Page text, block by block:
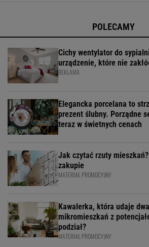
POLECAMY
Cichy wentylator do
urządzenie, które nie
REKLAMA
Elegancka porcelana to
prezent ślubny. Porządne
teraz w świetnych cenach
Jak czytać rzuty
zakupie
MATERIAŁ PROMOCYJNY
Kawalerka, która udaje
mikromieszkań z
podział?
MATERIAŁ PROMOCYJNY